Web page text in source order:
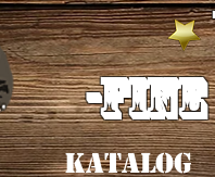
Katalog
-